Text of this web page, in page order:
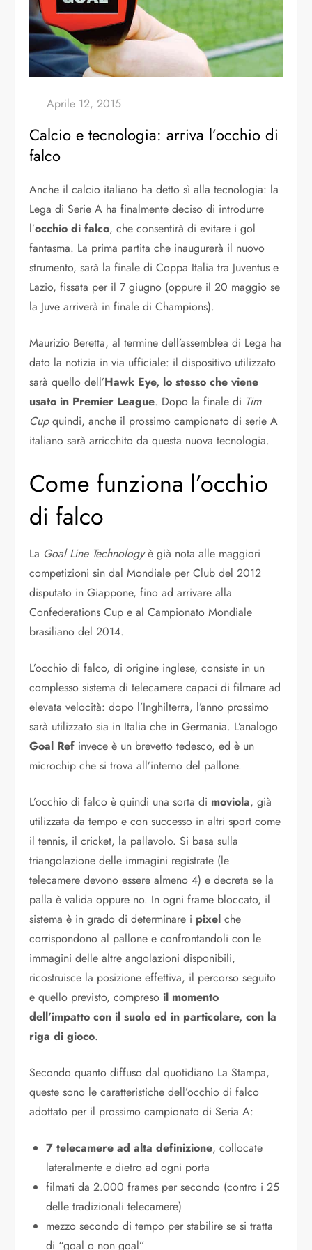
Calcio e tecnologia: arriva l’occhio di
falco
Anche il calcio italiano ha detto sì alla tecnologia: la
Lega di Serie A ha finalmente deciso di introdurre
l’occhio di falco, che consentirà di evitare i gol
fantasma. La prima partita che inaugurerà il nuovo
strumento, sarà la finale di Coppa Italia tra Juventus e
Lazio, fissata per il 7 giugno (oppure il 20 maggio se
la Juve arriverà in finale di Champions).
Maurizio Beretta, al termine dell’assemblea di Lega ha
dato la notizia in via ufficiale: il dispositivo utilizzato
sarà quello dell’Hawk Eye, lo stesso che viene
usato in Premier League. Dopo la finale di Tim
Cupquindi, anche il prossimo campionato di serie A
italiano sarà arricchito da questa nuova tecnologia.
Come funziona l’occhio
di falco
La Goal Line Technologyè già nota alle maggiori
competizioni sin dal Mondiale per Club del 2012
disputato in Giappone, fino ad arrivare alla
Confederations Cup e al Campionato Mondiale
brasiliano del 2014.
L’occhio di falco, di origine inglese, consiste in un
complesso sistema di telecamere capaci di filmare ad
elevata velocità: dopo l’Inghilterra, l’anno prossimo
sarà utilizzato sia in Italia che in Germania. L’analogo
Goal Ref invece è un brevetto tedesco, ed è un
microchip che si trova all’interno del pallone.
L’occhio di falco è quindi una sorta di moviola, già
utilizzata da tempo e con successo in altri sport come
il tennis, il cricket, la pallavolo. Si basa sulla
triangolazione delle immagini registrate (le
telecamere devono essere almeno 4) e decreta se la
palla è valida oppure no. In ogni frame bloccato, il
sistema è in grado di determinare i pixel che
corrispondono al pallone e confrontandoli con le
immagini delle altre angolazioni disponibili,
ricostruisce la posizione effettiva, il percorso seguito
e quello previsto, compreso il momento
dell’impatto con il suolo ed in particolare, con la
riga di gioco.
Secondo quanto diffuso dal quotidiano La Stampa,
queste sono le caratteristiche dell’occhio di falco
adottato per il prossimo campionato di Seria A:
7 telecamere ad alta definizione, collocate
lateralmente e dietro ad ogni porta
filmati da 2.000 frames per secondo (contro i 25
delle tradizionali telecamere)
mezzo secondo di tempo per stabilire se si tratta
di “goal o non goal”